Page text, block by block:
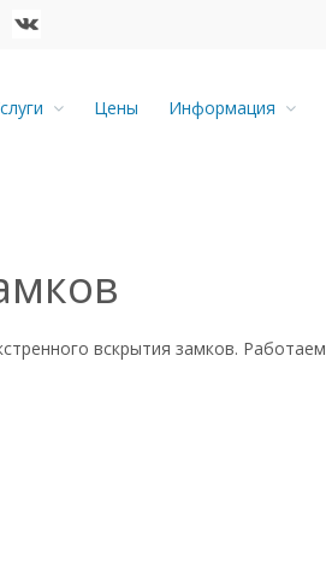
Цены Информация
вскрытия замков. Работаем